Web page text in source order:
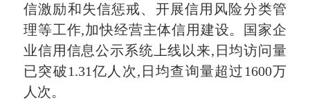
信激励和失信惩戒、开展信用风险分类管
理等工作,加快经营主体信用建设。国家企
业信用信息公示系统上线以来,日均访问量
已突破1.31亿人次,日均查询量超过1600万
人次。